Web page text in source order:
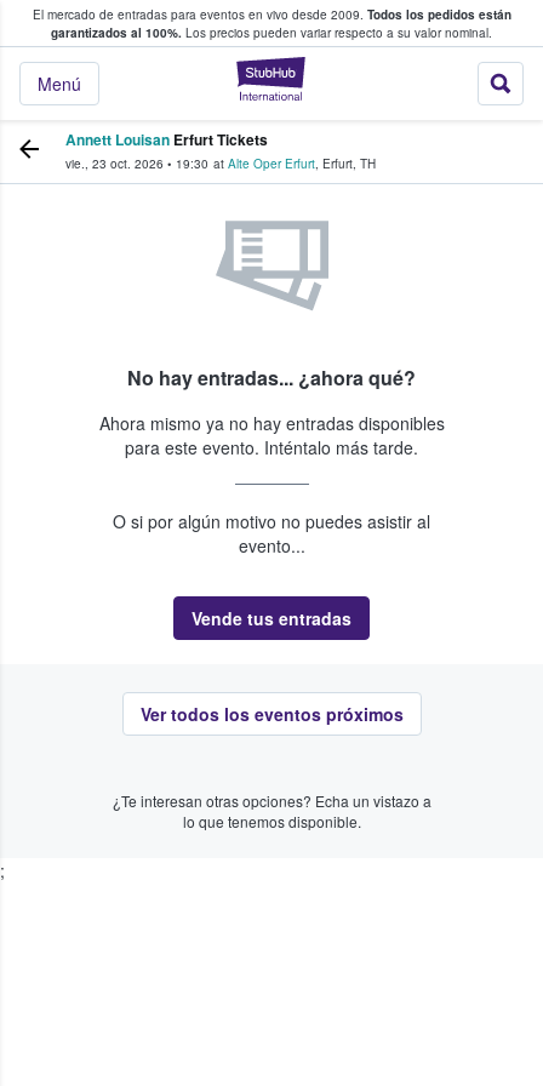
El mercado de entradas para eventos en vivo desde 2009. Todos los pedidos están
garantizados al 100%. Los precios pueden variar respecto a su valor nominal.
StubHub:
Menú
y venta de entradas entre fans
Annett Louisan Erfurt Tickets
vie., 23 oct. 2026 • 19:30 at Alte Oper Erfurt, Erfurt, TH
No hay entradas... ¿ahora qué?
Ahora mismo ya no hay entradas disponibles
para este evento. Inténtalo más tarde.
O si por algún motivo no puedes asistir al
evento...
Vende tus entradas
Ver todos los eventos próximos
¿Te interesan otras opciones? Echa un vistazo a
lo que tenemos disponible.
;